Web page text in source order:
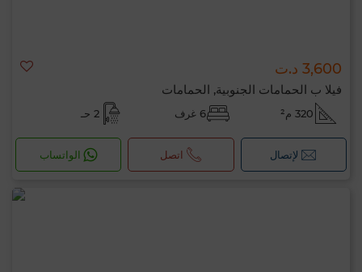
3,600 د.ت
فيلا ب الحمامات الجنوبية, الحمامات
320 م² 6 غرف 2 حـ
لإتصال اتصل الواتساب